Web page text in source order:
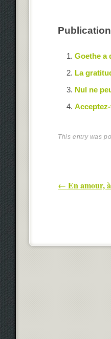
Goethe
La
Nul ne
This entry was
Post
← En amour,